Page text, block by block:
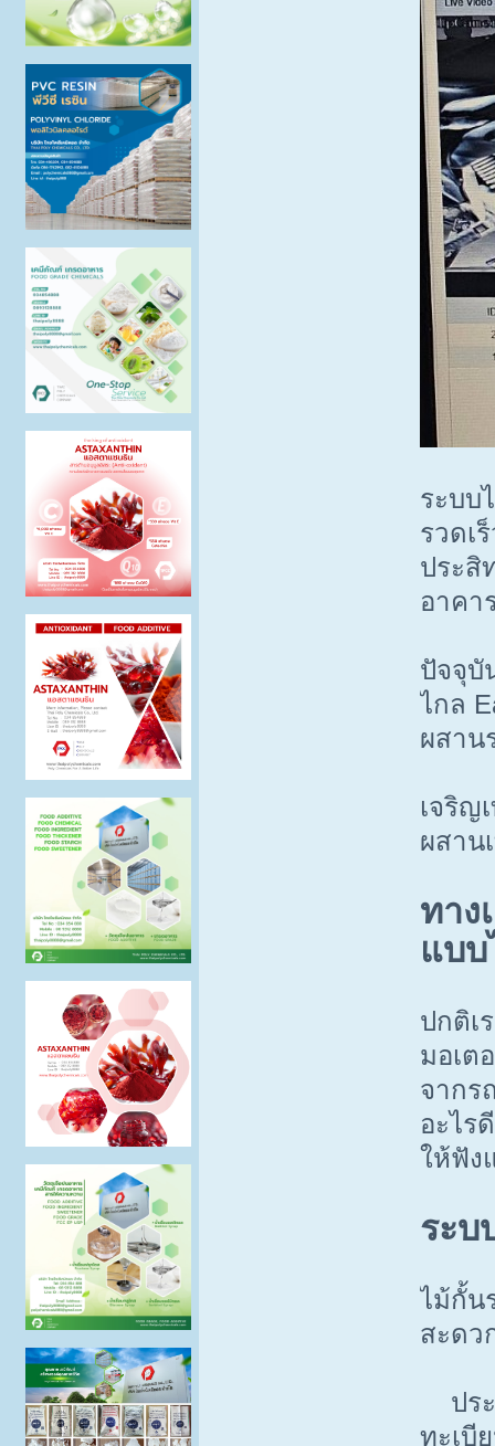
ระบบ
รวดเ
ประสิ
อาคา
ปัจจุบั
ไกล
ผสาน
เจริญ
ผสาน
ทาง
แบ
ปกติเ
มอเต
จากร
อะไร
ให้ฟัง
ระบ
ไม้กั้น
สะดว
ประ
ทะเบี